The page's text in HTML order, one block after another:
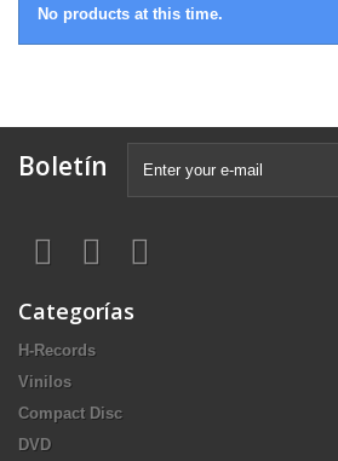
No products at this time.
Boletín
Categorías
H-Records
Vinilos
Compact Disc
DVD